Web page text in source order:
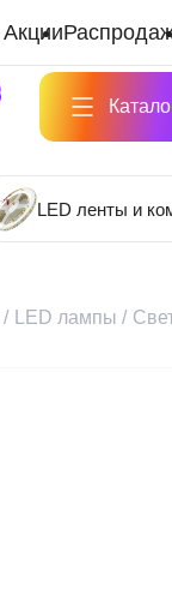
Акции
LED ленты и
/ LED лампы /